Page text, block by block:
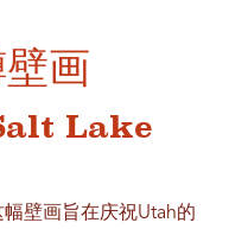
画
Lake
幅壁画旨在庆祝Utah的